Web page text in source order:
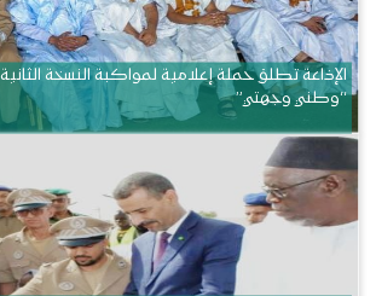
الإذاعة تطلق حملة إعلامية لمواكبة النسخة
“وطني وجهتي”